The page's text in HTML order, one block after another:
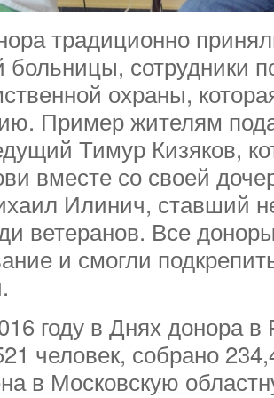
традиционно
больницы, сотрудники
охраны,
Пример жителям
Тимур Кизяков,
вместе со своей
Илинич, ставший
ветеранов. Все
и смогли
году в Днях донора
человек, собрано
в Московскую